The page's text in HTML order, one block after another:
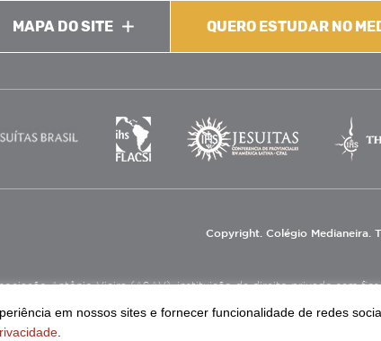
MAPA DO SITE QUERO ESTUDAR NO
Copyright. Colégio Medianeira.
Antônio Vieira (ASAV), instituição de direito privado sem
em nossos sites e fornecer funcionalidade de redes